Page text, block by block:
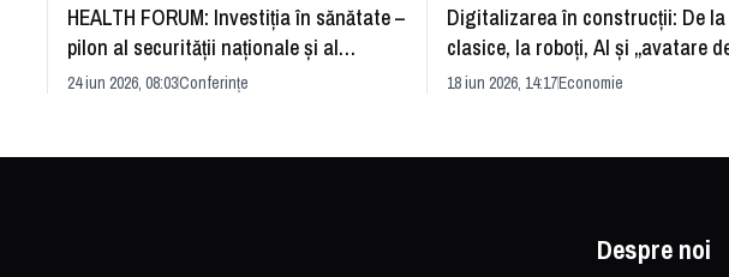
HEALTH FORUM: Investiția în sănătate –
pilon al securității naționale și al
dezvoltării economice
24 iun 2026, 08:03Conferințe
Digitalizarea în construcții: De
clasice, la roboți, AI și „avatare
România și redefinirea industriei
18 iun 2026, 14:17Economie
Despre noi